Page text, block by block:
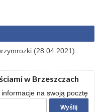
(28.04.2021)
w Brzeszczach
na swoją pocztę